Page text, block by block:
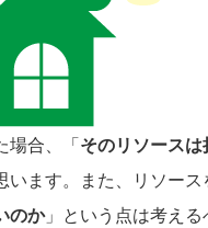
場合、「そのリソース
ます。また、リソース
のか」という点は考え